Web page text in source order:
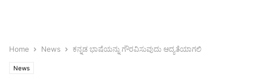
Home News ಕನ್ನಡ ಭಾಷೆಯನ್ನು ಗೌರವಿಸುವುದು ಆದ್ಯತೆಯಾಗಲಿ
News